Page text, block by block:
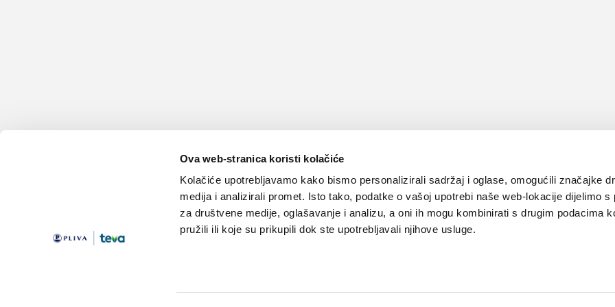
Ova web-stranica koristi kolačiće
Kolačiće upotrebljavamo kako bismo personalizirali sadržaj i oglase, omogućili značajke
medija i analizirali promet. Isto tako, podatke o vašoj upotrebi naše web-lokacije dijelimo s
za društvene medije, oglašavanje i analizu, a oni ih mogu kombinirati s drugim podacima
pružili ili koje su prikupili dok ste upotrebljavali njihove usluge.
Važne pravne